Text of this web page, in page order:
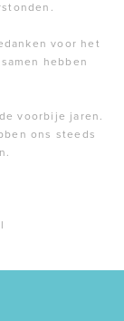
voor het
hebben
voorbije jaren.
ons steeds